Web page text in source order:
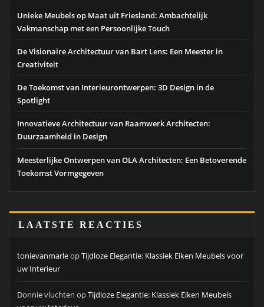
Unieke Meubels op Maat uit Friesland: Ambachtelijk
Vakmanschap met een Persoonlijke Touch
De Visionaire Architectuur van Bart Lens: Een Meester in
Creativiteit
De Toekomst van Interieurontwerpen: 3D Design in de
Spotlight
Innovatieve Architectuur van Raamwerk Architecten:
Duurzaamheid in Design
Meesterlijke Ontwerpen van OLA Architecten: Een Betoverende
Toekomst Vormgegeven
LAATSTE REACTIES
tonievanmarleopTijdloze Elegantie: Klassiek Eiken Meubels voor
uw Interieur
Donnie vluchten opTijdloze Elegantie: Klassiek Eiken Meubels